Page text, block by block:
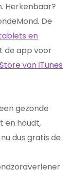
Herkenbaar?
De
en
de app voor
van iTunes
gezonde
en houdt,
dus gratis de